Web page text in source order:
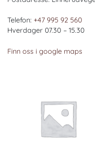
Telefon: +47 995 92 560
Hverdager 07.30 – 15.30
Finn oss i google maps